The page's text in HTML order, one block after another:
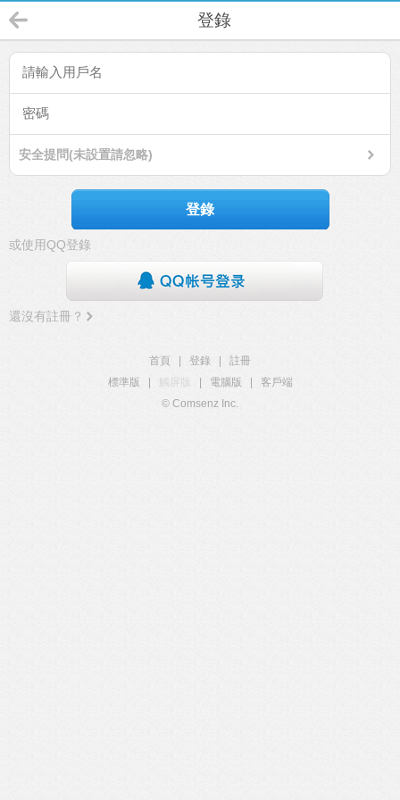
登錄
安全提問(未設置請忽略)
登錄
或使用QQ登錄
還沒有註冊？
首頁 登錄
註冊
標準版
觸屏版 電腦版
客戶端
© Comsenz Inc.